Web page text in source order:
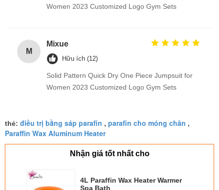
Women 2023 Customized Logo Gym Sets
M
Mixue
Hữu ích (12)
Solid Pattern Quick Dry One Piece Jumpsuit for
Women 2023 Customized Logo Gym Sets
thẻ: điều trị bằng sáp parafin , parafin cho móng chân ,
Paraffin Wax Aluminum Heater
Nhận giá tốt nhất cho
4L Paraffin Wax Heater Warmer
Spa Bath